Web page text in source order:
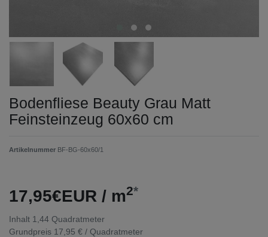
Bodenfliese Beauty Grau Matt
Feinsteinzeug 60x60 cm
Artikelnummer BF-BG-60x60/1
17,95€EUR / m2*
Inhalt 1,44 Quadratmeter
Grundpreis 17,95 € / Quadratmeter